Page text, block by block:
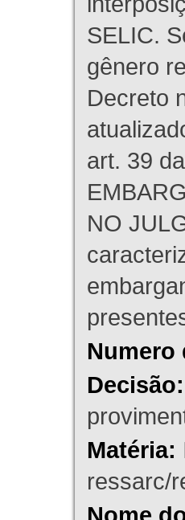
SELIC.
gênero
Decreto
art. 39
NO
Numero
Decisão:
Matéria:
ressarc/